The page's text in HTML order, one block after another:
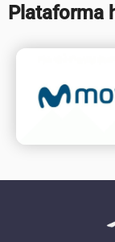
Plataforma